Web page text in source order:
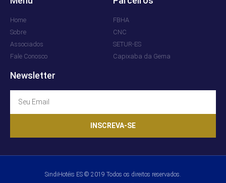
Home
Sobre
Associados
Fale Conosco
FBHA
CNC
SETUR-ES
Capixaba da Gema
Newsletter
INSCREVA-SE
SindiHotéis ES © 2019 Todos os direitos reservados.